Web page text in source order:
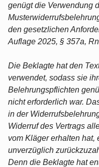
genügt die Verwendung
den gesetzlichen
Auflage 2025, § 357a,
Die Beklagte hat den
verwendet, sodass sie
Belehrungspflichten
nicht erforderlich war.
in der
Widerruf des Vertrags
vom Kläger erhalten
unverzüglich
Denn die Beklagte hat